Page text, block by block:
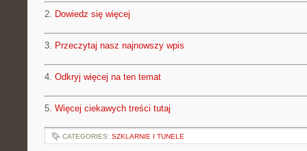
2. Dowiedz się więcej
3. Przeczytaj nasz najnowszy wpis
4. Odkryj więcej na ten temat
5. Więcej ciekawych treści tutaj
CATEGORIES: SZKLARNIE I TUNELE